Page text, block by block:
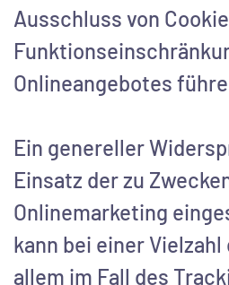
Ausschluss von
Onlineangebotes
Ein genereller
Einsatz der zu
Onlinemarketing
kann bei einer
allem im Fall des